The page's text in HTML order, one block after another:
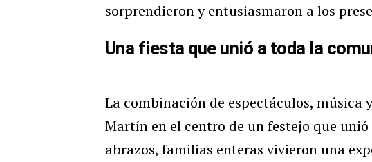
sorprendieron y entusiasmaron a los
Una fiesta que unió a toda la
La combinación de espectáculos, música
Martín en el centro de un festejo que
abrazos, familias enteras vivieron una